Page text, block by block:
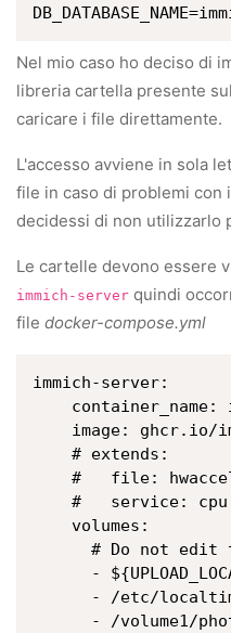
Nel mio caso ho deciso di
libreria cartella presente
caricare i file direttamente.
L'accesso avviene in sola
file in caso di problemi con
decidessi di non utilizzarlo
Le cartelle devono essere
immich-server quindi
file docker-compose.yml
immich-server:
container_name:
image: ghcr.io/
    # extends:
#   file:
#   service:
    volumes:
# Do not edit
-
- /etc/
- /volume1/